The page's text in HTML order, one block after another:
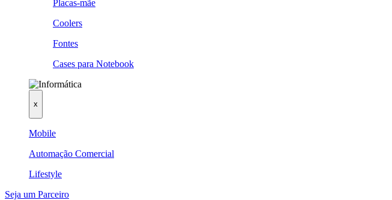
Placas-mãe
Coolers
Fontes
Cases para Notebook
x
Mobile
Automação Comercial
Lifestyle
Seja um Parceiro